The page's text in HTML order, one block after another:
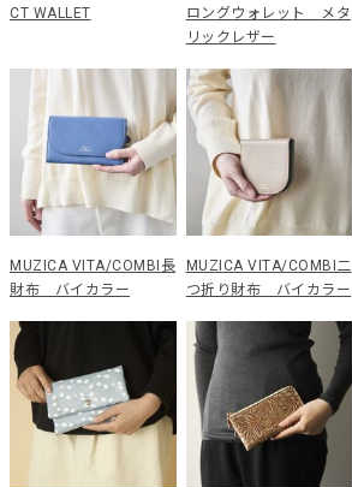
CT WALLET
ロングウォレット メタ
リックレザー
MUZICA VITA/COMBI長
財布 バイカラー
MUZICA VITA/COMBI二
つ折り財布 バイカラー